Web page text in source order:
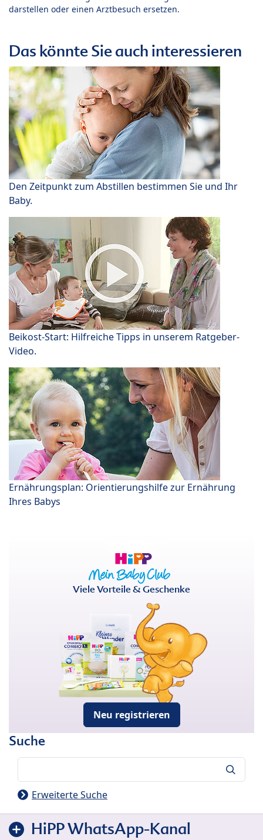
darstellen oder einen Arztbesuch ersetzen.
Das könnte Sie auch interessieren
Den Zeitpunkt zum Abstillen bestimmen Sie und Ihr
Baby.
Beikost-Start: Hilfreiche Tipps in unserem Ratgeber-
Video.
Ernährungsplan: Orientierungshilfe zur Ernährung
Ihres Babys
Viele Vorteile & Geschenke
Neu registrieren
Suche
Erweiterte Suche
HiPP WhatsApp-Kanal